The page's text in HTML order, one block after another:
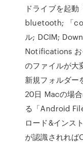
ドライブを起
bluetooth; 「
ル; DCIM;
Notifications お
のファイルが大
新規フォルダー
20日 Macの場
る「Android
ロード&インス
が認識されれば